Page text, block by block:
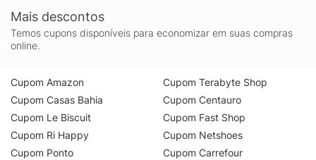
Mais descontos
Temos cupons disponíveis para economizar em suas compras
online.
Cupom Amazon
Cupom Casas Bahia
Cupom Le Biscuit
Cupom Ri Happy
Cupom Ponto
Cupom Terabyte Shop
Cupom Centauro
Cupom Fast Shop
Cupom Netshoes
Cupom Carrefour